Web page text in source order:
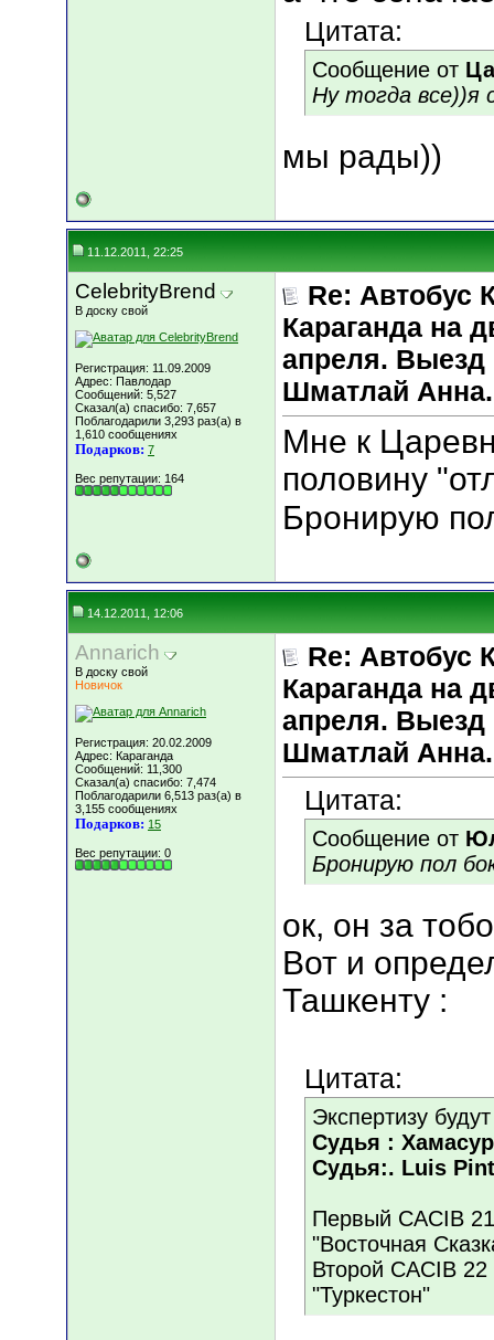
Цитата:
Сообщение от
Ну тогда все))я
мы рады))
11.12.2011, 22:25
CelebrityBrend
В доску свой
Регистрация: 11.09.2009
Адрес: Павлодар
Сообщений: 5,527
Сказал(а) спасибо: 7,657
Поблагодарили 3,293 раз(а) в
1,610 сообщениях
Подарков: 7
Вес репутации: 164
Re: Автобус
Караганда на
апреля. Выезд
Шматлай Анна.
Мне к
половину
Бронирую
14.12.2011, 12:06
Annarich
В доску свой
Новичок
Регистрация: 20.02.2009
Адрес: Караганда
Сообщений: 11,300
Сказал(а) спасибо: 7,474
Поблагодарили 6,513 раз(а) в
3,155 сообщениях
Подарков: 15
Вес репутации: 0
Re: Автобус
Караганда на
апреля. Выезд
Шматлай Анна.
Цитата:
Сообщение от
Бронирую пол
ок, он за
Вот и
Ташкенту :
Цитата:
Экспертизу
Судья :
Судья:. Luis
Первый CACIB
"Восточная
Второй CACIB
"Туркестон"